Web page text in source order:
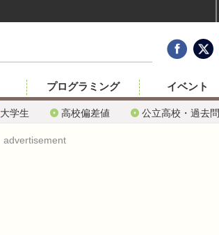
大学生 高校偏差値 公立高校・過去問
プログラミング イベント
advertisement